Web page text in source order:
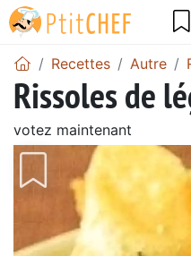
Recettes Autre
Rissoles de
votez maintenant